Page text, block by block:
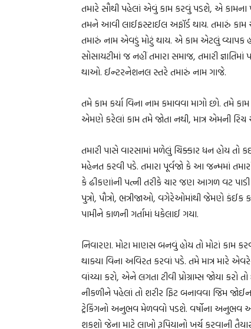
તમારે સૌથી પહેલાં એવું કામ કરવું પડશે, એ
તમને આવી લાઈફસ્ટાઈલ અફૉર્ડ થાય. તમારું
તમારું નામ એવડું મોટું થાય. એ કામ એટલું વ્યાપક
સોસાયટીમાં જ નહીં તમારા સમાજ, તમારી
થાઓ. ઈન્ટરનેશનલ સ્તરે તમારું નામ ગાજે.
તમે કામ કર્યા વિના નામ કમાવવા માગો છો. તમે
એમણે કરેલાં કામ તમે જોતા નથી, માત્ર એમની
તમારી પાસે વારસામાં મળેલું ચિક્કાર ધન હોય
મહેનત કરવી પડે. તમારા પૂર્વજો કે આ જન્મમાં
કે ઢીકણાંની પત્ની તરીકે ચાર જણ આગળ વટ
પુત્રો, પૌત્રો, ભત્રીજાઓ, વગેરેઓમાંથી જેમણે કંઈક
પામીને કાળની ગર્તામાં ધકેલાઈ ગયા.
નિવારણ. મોટા માણસ બનવું હોય તો મોટાં કામ
થાક્યા વિના અવિરત કરવાં પડે. તમે માત્ર મારે
વાંચ્યા કરો, એને લગતા ટીવી પ્રોગ્રામ્સ જોયા
નીકળીને પહેલાં તો શરીર ફિટ બનાવવા જિમ
ટ્રેકિંગનો અનુભવ મેળવવો પડશે. વર્ષોના અનુભવ
શકશો જેના માટે લાખો રૂપિયાનો ખર્ચ કરવાની